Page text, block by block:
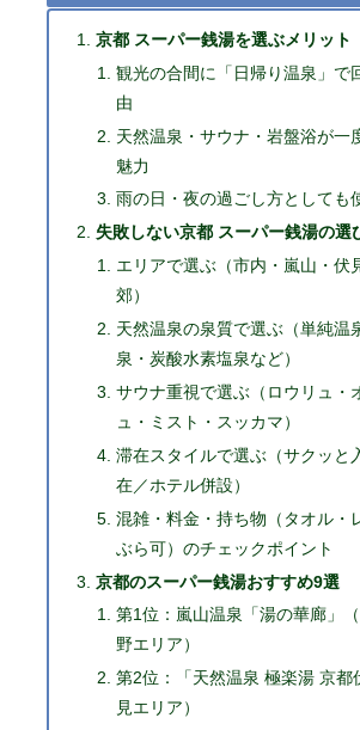
京都 スーパー銭湯を選ぶメリット
観光の合間に「日帰り温泉」で
由
天然温泉・サウナ・岩盤浴が一
魅力
雨の日・夜の過ごし方としても
失敗しない京都 スーパー銭湯の選
エリアで選ぶ（市内・嵐山・伏
郊）
天然温泉の泉質で選ぶ（単純温
泉・炭酸水素塩泉など）
サウナ重視で選ぶ（ロウリュ・
ュ・ミスト・スッカマ）
滞在スタイルで選ぶ（サクッと
在／ホテル併設）
混雑・料金・持ち物（タオル・
ぶら可）のチェックポイント
京都のスーパー銭湯おすすめ9選
第1位：嵐山温泉「湯の華廊」
野エリア）
第2位：「天然温泉 極楽湯 京都
見エリア）